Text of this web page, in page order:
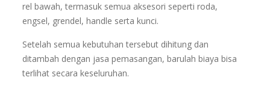
rel bawah, termasuk semua aksesori seperti roda,
engsel, grendel, handle serta kunci.
Setelah semua kebutuhan tersebut dihitung dan
ditambah dengan jasa pemasangan, barulah biaya bisa
terlihat secara keseluruhan.